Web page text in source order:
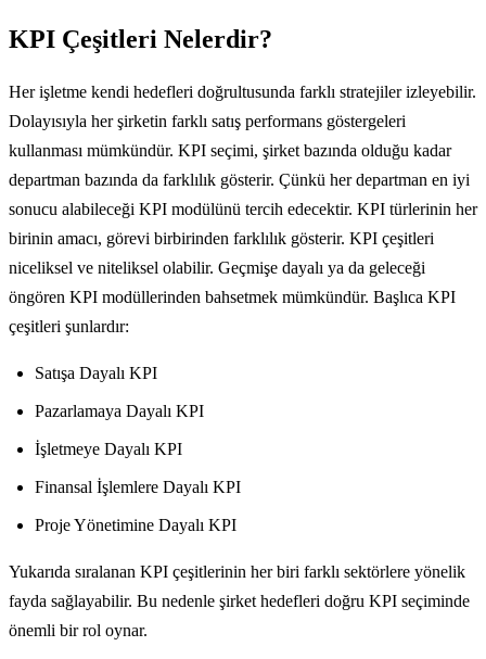
KPI Çeşitleri Nelerdir?
Her işletme kendi hedefleri doğrultusunda farklı stratejiler izleyebilir.
Dolayısıyla her şirketin farklı satış performans göstergeleri
kullanması mümkündür. KPI seçimi, şirket bazında olduğu kadar
departman bazında da farklılık gösterir. Çünkü her departman en iyi
sonucu alabileceği KPI modülünü tercih edecektir. KPI türlerinin her
birinin amacı, görevi birbirinden farklılık gösterir. KPI çeşitleri
niceliksel ve niteliksel olabilir. Geçmişe dayalı ya da geleceği
öngören KPI modüllerinden bahsetmek mümkündür. Başlıca KPI
çeşitleri şunlardır:
Satışa Dayalı KPI
Pazarlamaya Dayalı KPI
İşletmeye Dayalı KPI
Finansal İşlemlere Dayalı KPI
Proje Yönetimine Dayalı KPI
Yukarıda sıralanan KPI çeşitlerinin her biri farklı sektörlere yönelik
fayda sağlayabilir. Bu nedenle şirket hedefleri doğru KPI seçiminde
önemli bir rol oynar.